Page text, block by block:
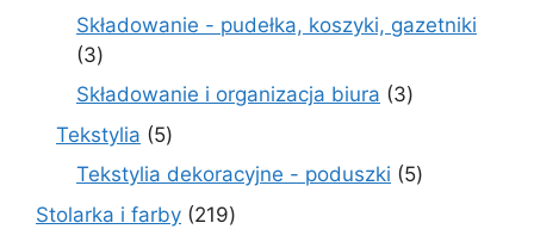
produktów
Składowanie - pudełka, koszyki, gazetniki
33
produkty
Składowanie i organizacja biura 33
Tekstylia 55
produktów
Tekstylia dekoracyjne - poduszki 55
Stolarka i farby 219219